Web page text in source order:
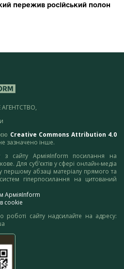
пережив російський полон
АГЕНТСТВО,
Creative Commons Attribution 4.0
зазначено інше.
з сайту АрміяInform посилання на
Для суб’єктів у сфері онлайн-медіа
першому абзаці матеріалу прямого та
гіперпосилання на цитований
АрміяInform
cookie
роботі сайту надсилайте на адресу: